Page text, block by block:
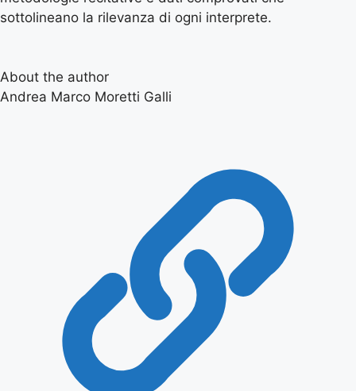
sottolineano la rilevanza di ogni interprete.
About the author
Andrea Marco Moretti Galli